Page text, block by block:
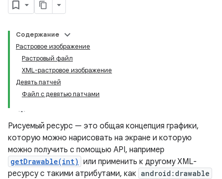
Содержание
Растровое изображение
Растровый файл
XML-растровое изображение
Девять патчей
Файл с девятью патчами
Рисуемый ресурс — это общая концепция графики,
которую можно нарисовать на экране и которую
можно получить с помощью API, например
getDrawable(int) или применить к другому XML-
ресурсу с такими атрибутами, как android:drawable